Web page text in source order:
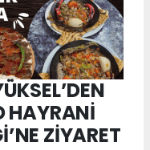
HAYRANİ
ZİYARET